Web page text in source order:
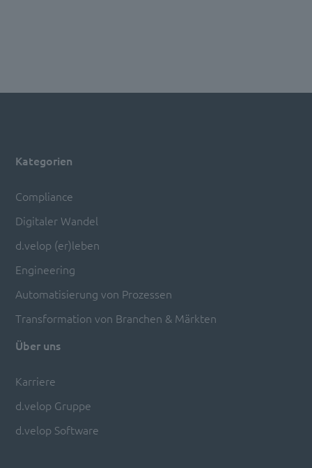
Kategorien
Compliance
Digitaler Wandel
d.velop (er)leben
Engineering
Automatisierung von Prozessen
Transformation von Branchen & Märkten
Über uns
Karriere
d.velop Gruppe
d.velop Software